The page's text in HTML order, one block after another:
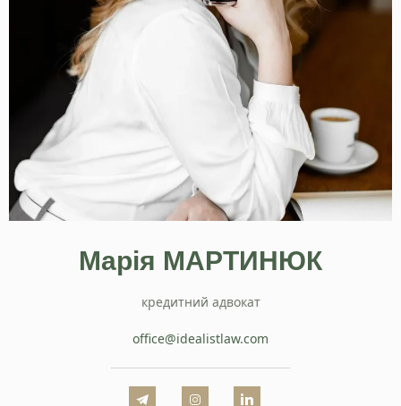
Марія МАРТИНЮК
кредитний адвокат
office@idealistlaw.com